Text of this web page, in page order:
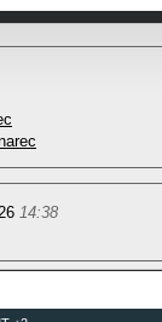
14:38